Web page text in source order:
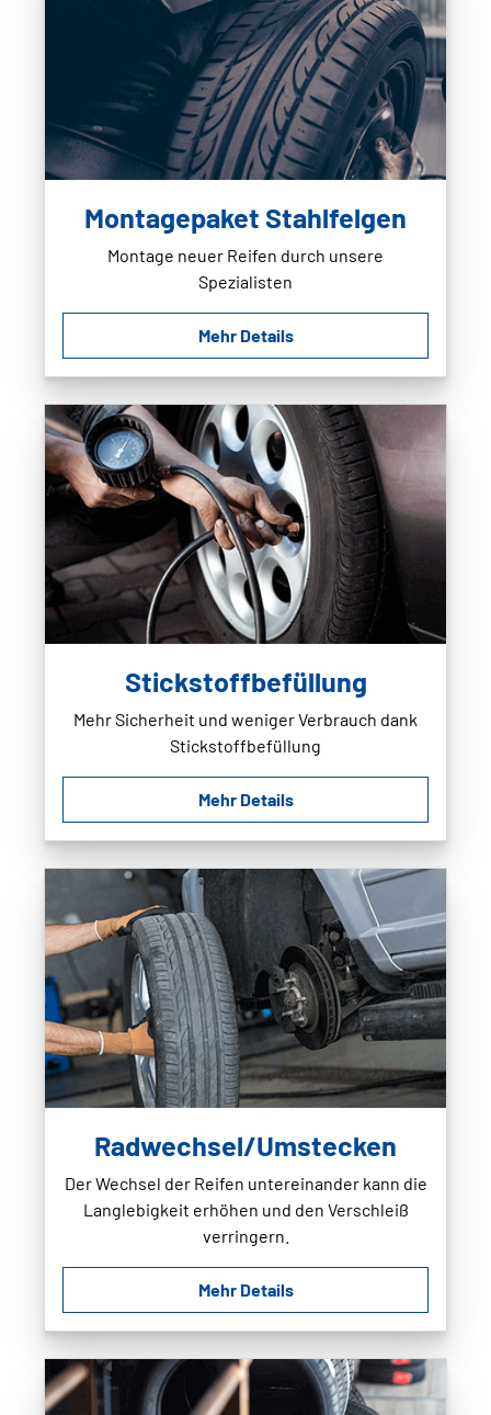
Montagepaket Stahlfelgen
Montage neuer Reifen durch unsere
Spezialisten
Mehr Details
Stickstoffbefüllung
Mehr Sicherheit und weniger Verbrauch dank
Stickstoffbefüllung
Mehr Details
Radwechsel/Umstecken
Der Wechsel der Reifen untereinander kann die
Langlebigkeit erhöhen und den Verschleiß
verringern.
Mehr Details